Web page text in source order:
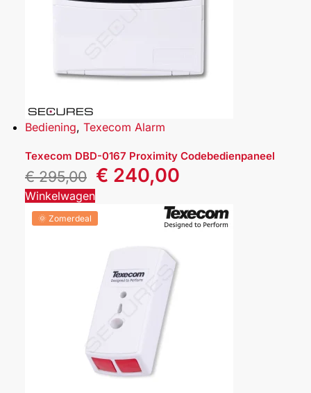
Bediening, Texecom Alarm
Texecom DBD-0167 Proximity Codebedienpaneel
€295,00 € 240,00
Winkelwagen
🌞 Zomerdeal